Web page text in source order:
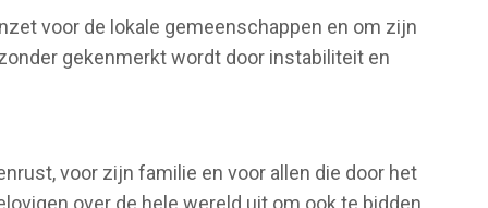
voor de lokale gemeenschappen en om zijn
gekenmerkt wordt door instabiliteit en
voor zijn familie en voor allen die door het
over de hele wereld uit om ook te bidden